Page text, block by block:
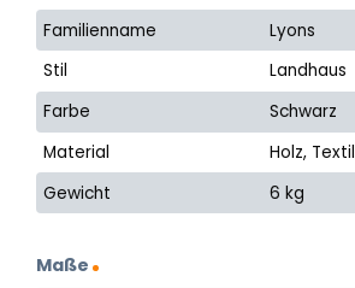
Familienname
Lyons
Stil
Landhaus
Farbe
Schwarz
Material
Holz, Textil
Gewicht
6 kg
Maße